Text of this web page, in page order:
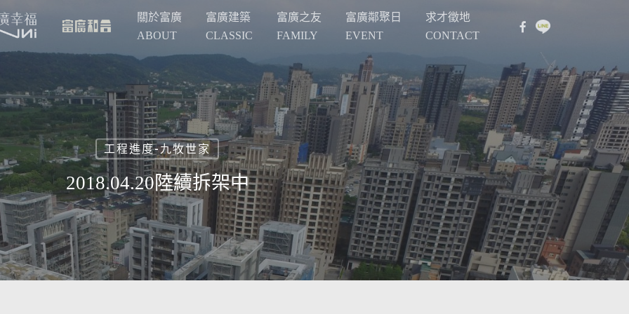
關於富廣
ABOUT
富廣建築
CLASSIC
富廣之友
FAMILY
富廣鄰聚日
EVENT
求才徵地
CONTACT
工程進度-九牧世家
2018.04.20陸續拆架中